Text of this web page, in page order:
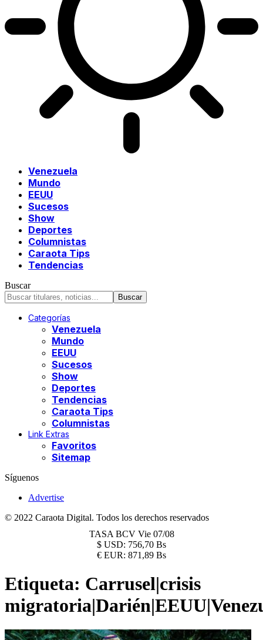
Venezuela
Mundo
EEUU
Sucesos
Show
Deportes
Columnistas
Caraota Tips
Tendencias
Buscar
Categorías
Venezuela
Mundo
EEUU
Sucesos
Show
Deportes
Tendencias
Caraota Tips
Columnistas
Link Extras
Favoritos
Sitemap
Síguenos
Advertise
© 2022 Caraota Digital. Todos los derechos reservados
TASA BCV Vie 07/08
$ USD: 756,70 Bs
€ EUR: 871,89 Bs
Etiqueta: Carrusel|crisis